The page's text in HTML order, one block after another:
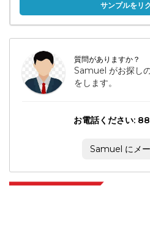
サンプルをリ
質問がありますか？
Samuel がお探し
をします。
お電話ください:
Samuel にメ